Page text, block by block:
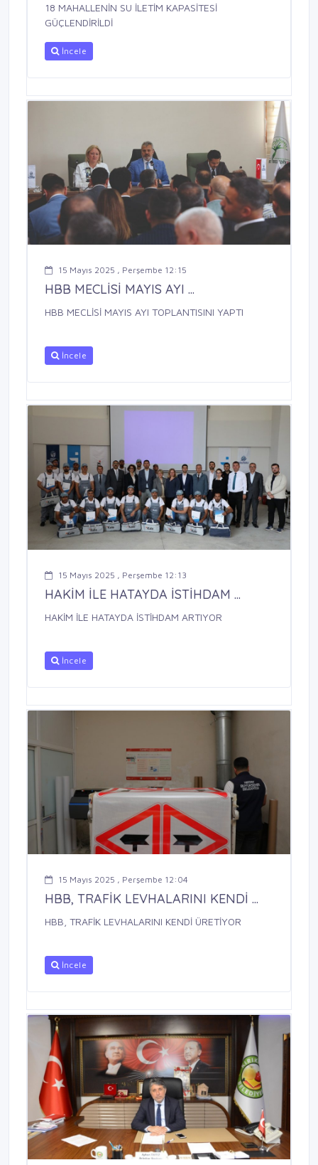
18 MAHALLENİN SU İLETİM KAPASİTESİ
GÜÇLENDİRİLDİ
İncele
15 Mayıs 2025 , Perşembe 12:15
HBB MECLİSİ MAYIS AYI ...
HBB MECLİSİ MAYIS AYI TOPLANTISINI YAPTI
İncele
15 Mayıs 2025 , Perşembe 12:13
HAKİM İLE HATAYDA İSTİHDAM ...
HAKİM İLE HATAYDA İSTİHDAM ARTIYOR
İncele
15 Mayıs 2025 , Perşembe 12:04
HBB, TRAFİK LEVHALARINI KENDİ ...
HBB, TRAFİK LEVHALARINI KENDİ ÜRETİYOR
İncele